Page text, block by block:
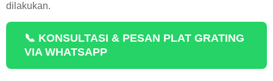
dilakukan.
📞 KONSULTASI & PESAN PLAT GRATING
VIA WHATSAPP